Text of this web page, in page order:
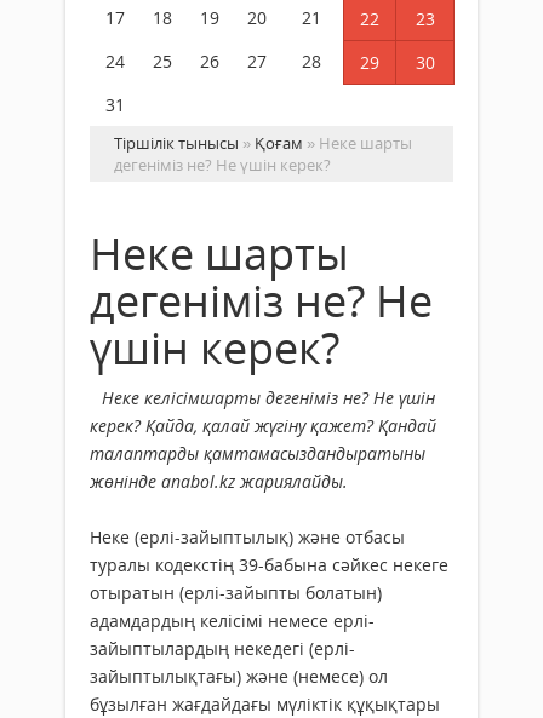
17
18 19 20 21 22
23
24
25 26 27 28 29
30
31
Тіршілік тынысы » Қоғам » Неке шарты
дегеніміз не? Не үшін керек?
Неке шарты
дегеніміз не? Не
үшін керек?
Неке келісімшарты дегеніміз не? Не үшін
керек? Қайда, қалай жүгіну қажет? Қандай
талаптарды қамтамасыздандыратыны
жөнінде anabol.kz жариялайды.
Неке (ерлі-зайыптылық) және отбасы
туралы кодекстің 39-бабына сәйкес некеге
отыратын (ерлі-зайыпты болатын)
адамдардың келiсiмi немесе ерлi-
зайыптылардың некедегi (ерлі-
зайыптылықтағы) және (немесе) ол
бұзылған жағдайдағы мүлiктiк құқықтары